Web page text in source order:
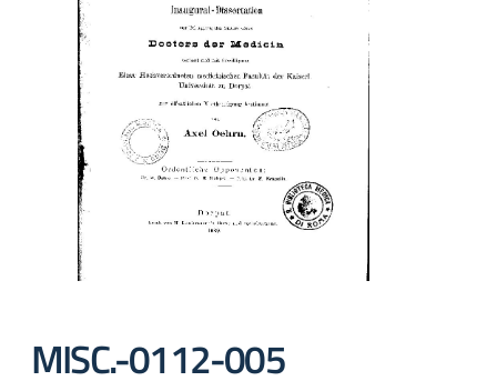
MISC.-0112-005